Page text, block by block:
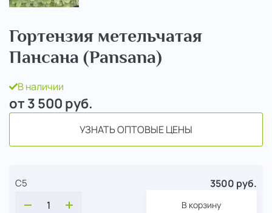
Гортензия метельчатая
Пансана (Pansana)
В наличии
от 3 500 руб.
УЗНАТЬ ОПТОВЫЕ ЦЕНЫ
С5 3500 руб.
В корзину